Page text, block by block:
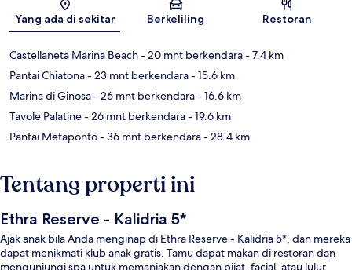
Yang ada di sekitar Berkeliling Restoran
Castellaneta Marina Beach- 20 mnt berkendara- 7.4 km
Pantai Chiatona- 23 mnt berkendara- 15.6 km
Marina di Ginosa- 26 mnt berkendara- 16.6 km
Tavole Palatine- 26 mnt berkendara- 19.6 km
Pantai Metaponto- 36 mnt berkendara- 28.4 km
Tentang properti ini
Ethra Reserve - Kalidria 5*
Ajak anak bila Anda menginap di Ethra Reserve - Kalidria 5*, dan mereka
dapat menikmati klub anak gratis. Tamu dapat makan di restoran dan
mengunjungi spa untuk memanjakan dengan pijat, facial, atau lulur